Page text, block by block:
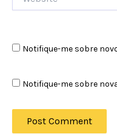
Notifique-me sobre
Notifique-me sobre